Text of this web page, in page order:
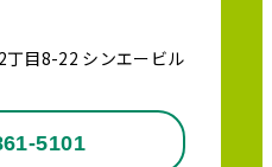
目8-22 シンエービル
5101